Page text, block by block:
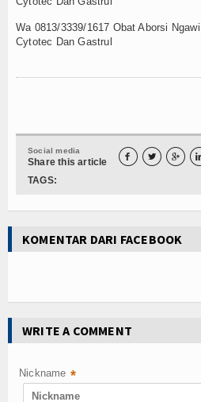
Agenda
Kuliner
Luar Negeri
Wa 0813/3339/1617 Obat Aborsi
Cytotec Dan Gastrul
Social media
Share this article   
TAGS:
KOMENTAR DARI FACEBOOK
WRITE A COMMENT
Nickname *